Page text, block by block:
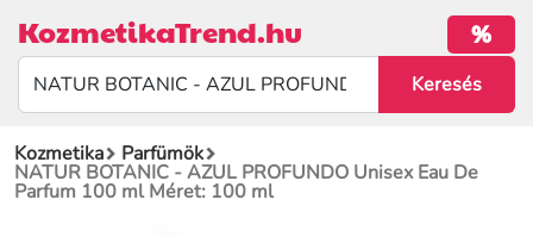
KozmetikaTrend.hu %
Kozmetika Parfümök
NATUR BOTANIC - AZUL PROFUNDO Unisex Eau De
Parfum 100 ml Méret: 100 ml